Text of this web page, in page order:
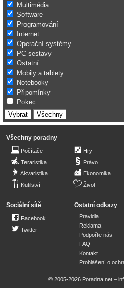
Multimédia
Software
Programování
Internet
Operační systémy
PC sestavy
Ostatní
Mobily a tablety
Notebooky
Připomínky
Pokec
Všechny poradny
Počítače
Teraristika
Akvaristika
Kutilství
Hry
Právo
Ekonomika
Život
Sociální sítě
Facebook
Twitter
Ostatní odkazy
Pravidla
Reklama
Podpořte nás
FAQ
Kontakt
Prohlášení o
© 2005-2026 Poradna.net –